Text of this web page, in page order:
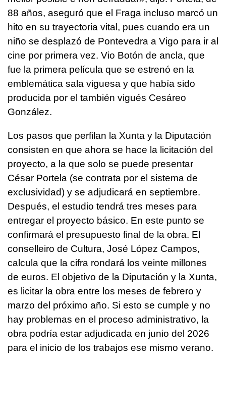
88 años, aseguró que el Fraga incluso marcó un
hito en su trayectoria vital, pues cuando era un
niño se desplazó de Pontevedra a Vigo para ir al
cine por primera vez. Vio Botón de ancla, que
fue la primera película que se estrenó en la
emblemática sala viguesa y que había sido
producida por el también vigués Cesáreo
González.
Los pasos que perfilan la Xunta y la Diputación
consisten en que ahora se hace la licitación del
proyecto, a la que solo se puede presentar
César Portela (se contrata por el sistema de
exclusividad) y se adjudicará en septiembre.
Después, el estudio tendrá tres meses para
entregar el proyecto básico. En este punto se
confirmará el presupuesto final de la obra. El
conselleiro de Cultura, José López Campos,
calcula que la cifra rondará los veinte millones
de euros. El objetivo de la Diputación y la Xunta,
es licitar la obra entre los meses de febrero y
marzo del próximo año. Si esto se cumple y no
hay problemas en el proceso administrativo, la
obra podría estar adjudicada en junio del 2026
para el inicio de los trabajos ese mismo verano.